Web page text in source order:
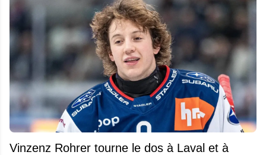
Vinzenz Rohrer tourne le dos à Laval et à